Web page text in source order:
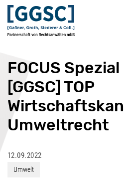
FOCUS
[GGSC] TOP
Umweltrecht
12.09.2022
Umwelt